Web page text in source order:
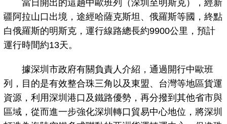
當日開出的這趟中歐班列（深圳至明斯克），經新
疆阿拉山口出境，途經哈薩克斯坦、俄羅斯等國，終點
白俄羅斯的明斯克，運行線路總長約9900公里，預計
運行時間約13天。
據深圳市政府有關負責人介紹，通過開行中歐班
列，目的是有效整合珠三角以及東盟、台灣等地區貨運
資源，利用深圳港口及鐵路優勢，再分撥到其他省市與
區域，從而進一步強化深圳轉口貿易中心地位，將深圳